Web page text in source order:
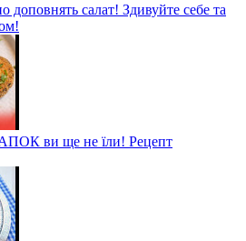
доповнять салат! Здивуйте себе та
ви ще не їли! Рецепт